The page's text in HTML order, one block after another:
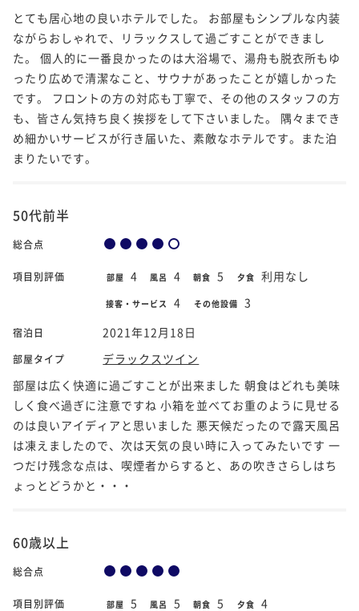
とても居心地の良いホテルでした。 お部屋もシンプルな内装
ながらおしゃれで、リラックスして過ごすことができまし
た。 個人的に一番良かったのは大浴場で、湯舟も脱衣所もゆ
ったり広めで清潔なこと、サウナがあったことが嬉しかった
です。 フロントの方の対応も丁寧で、その他のスタッフの方
も、皆さん気持ち良く挨拶をして下さいました。 隅々までき
め細かいサービスが行き届いた、素敵なホテルです。また泊
まりたいです。
50代前半
総合点
項目別評価 部屋 4 風呂 4 朝食 5 夕食 利用なし
接客・サービス 4 その他設備 3
宿泊日 2021年12月18日
部屋タイプ
デラックスツイン
部屋は広く快適に過ごすことが出来ました 朝食はどれも美味
しく食べ過ぎに注意ですね 小箱を並べてお重のように見せる
のは良いアイディアと思いました 悪天候だったので露天風呂
は凍えましたので、次は天気の良い時に入ってみたいです 一
つだけ残念な点は、喫煙者からすると、あの吹きさらしはち
ょっとどうかと・・・
60歳以上
総合点
項目別評価 部屋 5 風呂 5 朝食 5 夕食 4